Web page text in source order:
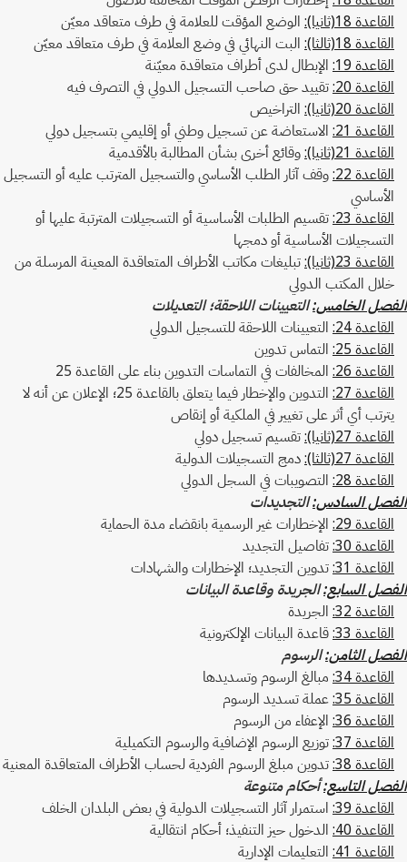
القاعدة 18(ثانيا):
الوضع المؤقت للعلامة في طرف متعاقد معيّن
القاعدة 18(ثالثا):
البت النهائي في وضع العلامة في طرف متعاقد معيّن
القاعدة 19:
الإبطال لدى أطراف متعاقدة معيّنة
القاعدة 20:
تقييد حق صاحب التسجيل الدولي في التصرف فيه
القاعدة 20(ثانيا):
التراخيص
القاعدة 21:
الاستعاضة عن تسجيل وطني أو إقليمي بتسجيل دولي
القاعدة 21(ثانيا):
وقائع أخرى بشأن المطالبة بالأقدمية
القاعدة 22:
وقف آثار الطلب الأساسي والتسجيل المترتب عليه أو التسجيل
الأساسي
القاعدة 23:
تقسيم الطلبات الأساسية أو التسجيلات المترتبة عليها أو
التسجيلات الأساسية أو دمجها
القاعدة 23(ثانيا):
تبليغات مكاتب الأطراف المتعاقدة المعينة المرسلة من
خلال المكتب الدولي
الفصل الخامس:التعيينات اللاحقة؛ التعديلات
القاعدة 24:
التعيينات اللاحقة للتسجيل الدولي
القاعدة 25:
التماس تدوين
القاعدة 26:
المخالفات في التماسات التدوين بناء على القاعدة 25
القاعدة 27:
التدوين والإخطار فيما يتعلق بالقاعدة 25؛ الإعلان عن أنه لا
يترتب أي أثر على تغيير في الملكية أو إنقاص
القاعدة 27(ثانيا):
تقسيم تسجيل دولي
القاعدة 27(ثالثا):
دمج التسجيلات الدولية
القاعدة 28:
التصويبات في السجل الدولي
الفصل السادس:التجديدات
القاعدة 29:
الإخطارات غير الرسمية بانقضاء مدة الحماية
القاعدة 30:
تفاصيل التجديد
القاعدة 31:
تدوين التجديد؛ الإخطارات والشهادات
الفصل السابع:الجريدة وقاعدة البيانات
القاعدة 32:
الجريدة
القاعدة 33:
قاعدة البيانات الإلكترونية
الفصل الثامن:الرسوم
القاعدة 34:
مبالغ الرسوم وتسديدها
القاعدة 35:
عملة تسديد الرسوم
القاعدة 36:
الإعفاء من الرسوم
القاعدة 37:
توزيع الرسوم الإضافية والرسوم التكميلية
القاعدة 38:
تدوين مبلغ الرسوم الفردية لحساب الأطراف المتعاقدة المعنية
الفصل التاسع:أحكام متنوعة
القاعدة 39:
استمرار آثار التسجيلات الدولية في بعض البلدان الخلف
القاعدة 40:
الدخول حيز التنفيذ؛ أحكام انتقالية
القاعدة 41:
التعليمات الإدارية